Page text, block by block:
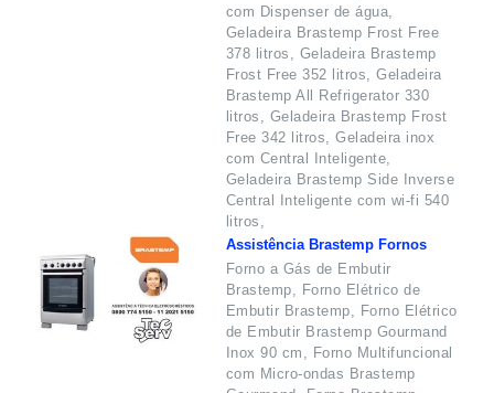
com Dispenser de água,
Geladeira Brastemp Frost Free
378 litros, Geladeira Brastemp
Frost Free 352 litros, Geladeira
Brastemp All Refrigerator 330
litros, Geladeira Brastemp Frost
Free 342 litros, Geladeira inox
com Central Inteligente,
Geladeira Brastemp Side Inverse
Central Inteligente com wi-fi 540
litros,
Assistência Brastemp Fornos
Forno a Gás de Embutir
Brastemp, Forno Elétrico de
Embutir Brastemp, Forno Elétrico
de Embutir Brastemp Gourmand
Inox 90 cm, Forno Multifuncional
com Micro-ondas Brastemp